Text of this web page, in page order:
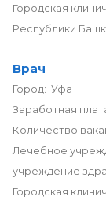
Городская
Республики
Врач
Город: Уфа
Заработная
Количество
Лечебное
учреждение
Городская